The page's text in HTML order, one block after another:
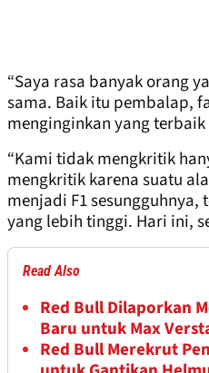
“Saya rasa banyak orang
sama. Baik itu pembalap,
menginginkan yang
“Kami tidak mengkritik
mengkritik karena suatu
menjadi F1
yang lebih tinggi. Hari ini,
Read Also
Red Bull Dilaporkan
Baru untuk Max
Red Bull Merekrut